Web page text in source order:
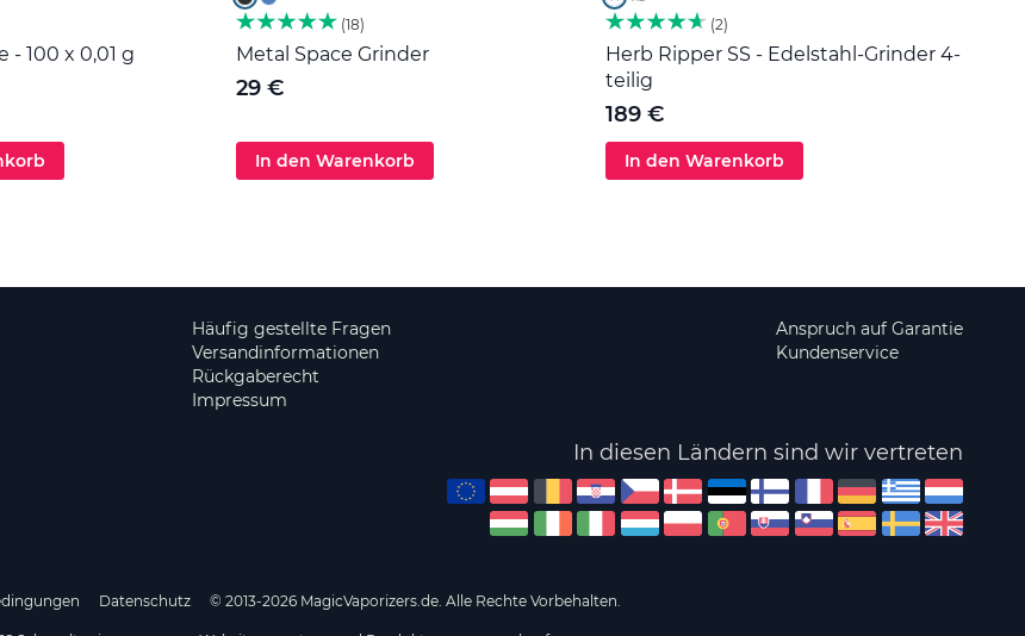
- 100 x 0,01 g
18
Metal Space Grinder
29 €
In den Warenkorb
2
Herb Ripper SS - Edelstahl-Grinder 4-
teilig
189 €
In den Warenkorb
Häufig gestellte Fragen
Versandinformationen
Rückgaberecht
Impressum
Anspruch auf Garantie
Kundenservice
In diesen Ländern sind wir vertreten
Datenschutz © 2013-2026 MagicVaporizers.de. Alle Rechte Vorbehalten.